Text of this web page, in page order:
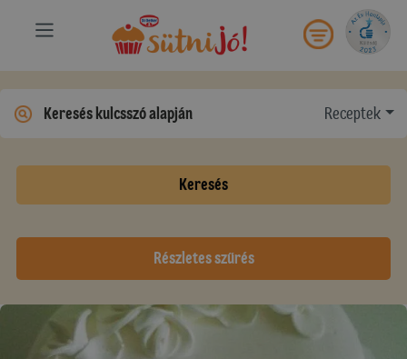
Receptek
Keresés
Részletes szűrés